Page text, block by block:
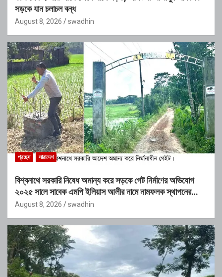
সড়কে যান চলাচল বন্ধ
August 8, 2026 swadhin
প্রচ্ছদ সারাদেশ
বিশ্বনাথে সরকারি নিষেধ অমান্য করে সড়কে গেট নির্মাণের অভিযোগ
২০২৫ সালে সাবেক এমপি ইলিয়াস আলীর নামে নামফলক স্থাপনের
অভিযোগ
August 8, 2026 swadhin